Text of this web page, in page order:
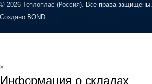
© 2026 Теплоплас (Россия). Все права защищены.
Создано BOND
×
Информация о складах